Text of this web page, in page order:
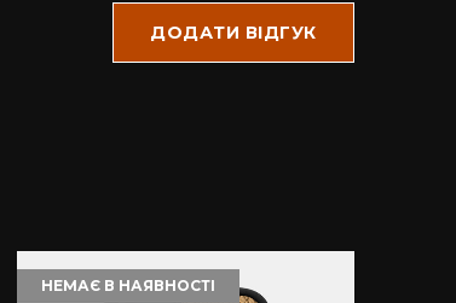
НЕМАЄ В НАЯВНОСТІ